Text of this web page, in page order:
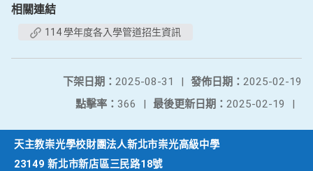
相關連結
114 學年度各入學管道招生資訊
發佈日期： 2025-02-19
下架日期： 2025-08-31
|
最後更新日期： 2025-02-19 |
點擊率： 366 |
天主教崇光學校財團法人新北市崇光高級中學
23149 新北市新店區三民路18號